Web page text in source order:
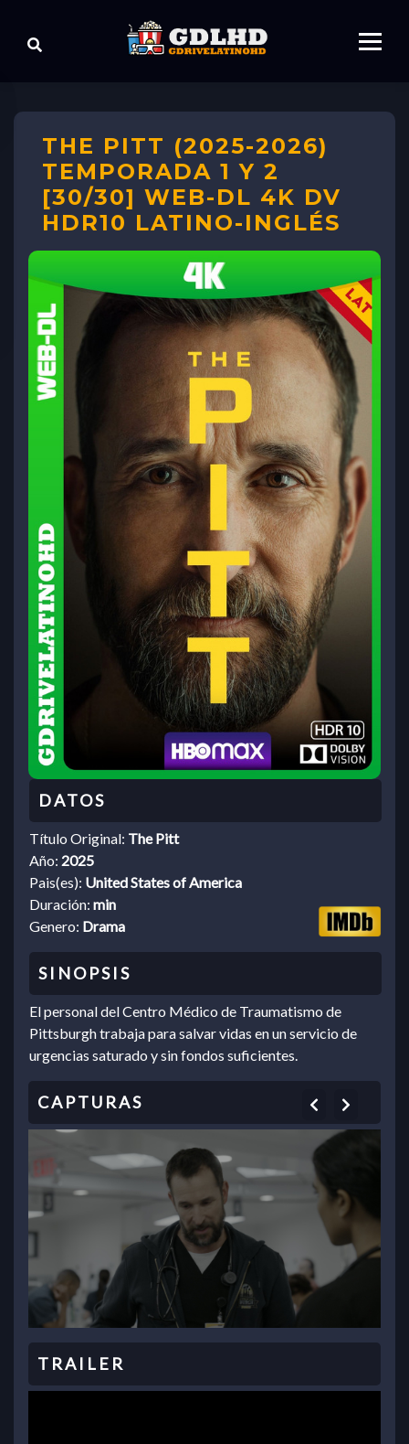
THE PITT (2025-2026)
TEMPORADA 1 Y 2
[30/30] WEB-DL 4K DV
HDR10 LATINO-INGLÉS
Título Original: The Pitt
Año: 2025
Pais(es): United States of America
Duración: min
Genero: Drama
El personal del Centro Médico de Traumatismo de
Pittsburgh trabaja para salvar vidas en un servicio de
urgencias saturado y sin fondos suficientes.
Previous